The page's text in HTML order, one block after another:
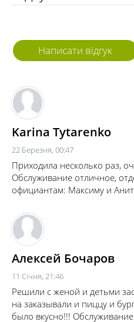
Написати відгук
Karina Tytarenko
22 Березня, 00:47
Приходила несколько раз,
Обслуживание отличное,
официантам: Максиму и
Алексей Бочаров
11 Січня, 21:46
Решили с женой и детьми
на заказывали и пиццу и
было вкусно!!!